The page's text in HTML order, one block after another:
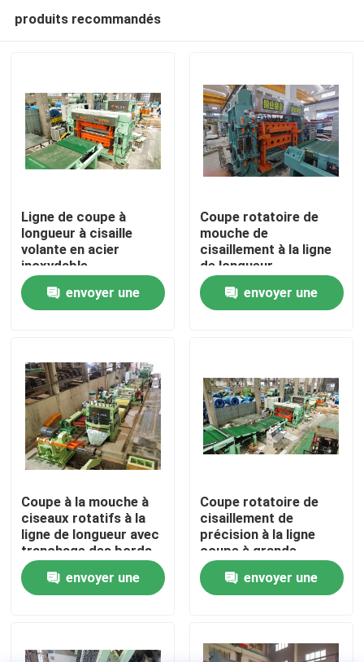
Produits
A propos de nous
Contactez-nous
Nouvelles
Cas
Métal fendant la ligne
Précision fendant la ligne
produits recommandés
Ligne de coupe à
longueur à cisaille
volante en acier
inoxydable
envoyer une
Coupe rotatoire de
mouche de
cisaillement à la ligne
de longueur
envoyer une
Coupe à la mouche à
ciseaux rotatifs à la
ligne de longueur avec
tranchage des bords
en acier inoxydable 0,3
- 3 X 1650envoyer une
Coupe rotatoire de
cisaillement de
précision à la ligne
coupe à grande
vitesse de longueur de
moucheenvoyer une